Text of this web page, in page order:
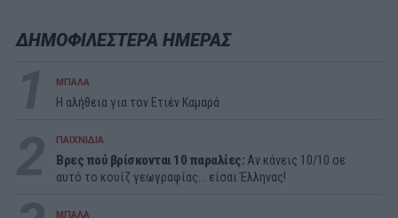
ΔΗΜΟΦΙΛΕΣΤΕΡΑ ΗΜΕΡΑΣ
ΜΠΑΛΑ
Η αλήθεια για τον Ετιέν Καμαρά
ΠΑΙΧΝΙΔΙΑ
Βρες πού βρίσκονται 10 παραλίες: Αν κάνεις 10/10 σε
αυτό το κουίζ γεωγραφίας... είσαι Έλληνας!
ΜΠΑΛΑ